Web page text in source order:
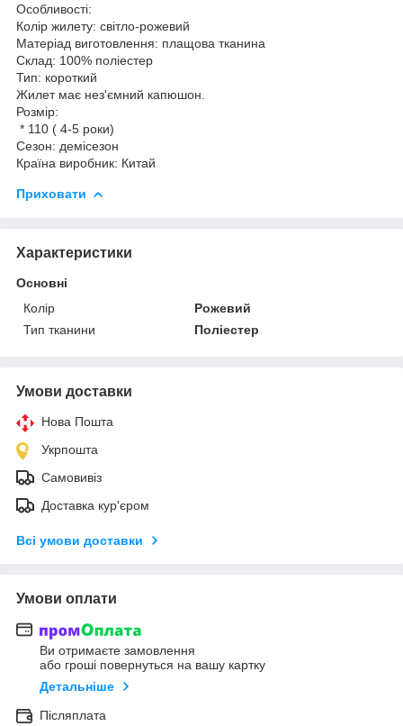
Особливості:
Колір жилету: світло-рожевий
Матеріад виготовлення: плащова тканина
Склад: 100% поліестер
Тип: короткий
Жилет має нез'ємний капюшон.
Розмір:
* 110 ( 4-5 роки)
Сезон: демісезон
Країна виробник: Китай
Приховати
Характеристики
Основні
Колір
Рожевий
Тип тканини
Поліестер
Умови доставки
Нова Пошта
Укрпошта
Самовивіз
Доставка кур'єром
Всі умови доставки
Умови оплати
Ви отримаєте замовлення
або гроші повернуться на вашу картку
Детальніше
Післяплата